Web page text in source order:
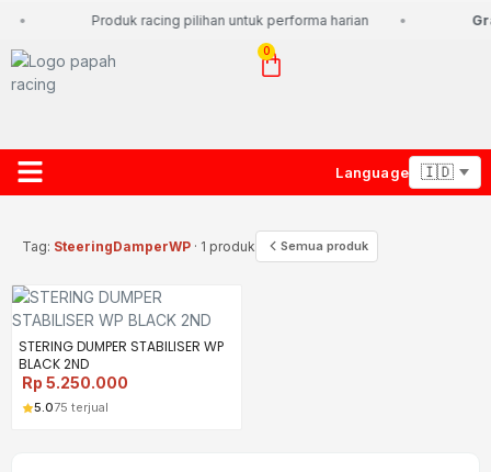
Produk racing pilihan untuk performa harian
0
Language
Tag: SteeringDamperWP · 1 produk Semua produk
STERING DUMPER STABILISER WP
BLACK 2ND
Rp 5.250.000
5.075 terjual